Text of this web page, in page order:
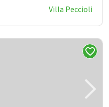
Villa Peccioli